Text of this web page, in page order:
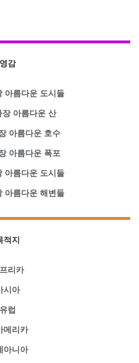
영감
아름다운 도시들
아름다운 산
아름다운 호수
아름다운 폭포
아름다운 도시들
아름다운 해변들
적지
리카
시아
유럽
메리카
아니아